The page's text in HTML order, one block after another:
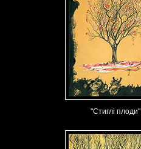
"Стиглі плоди"